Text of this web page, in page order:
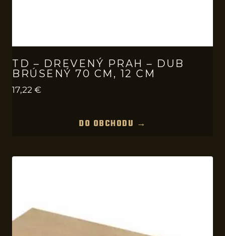
TD – DREVENÝ PRAH – DUB
BRÚSENÝ 70 CM, 12 CM
17,22 €
DO OBCHODU →